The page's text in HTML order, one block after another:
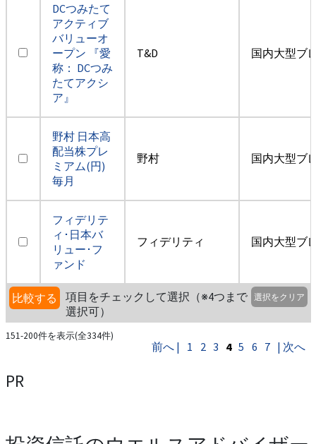
DCつみたて
アクティブ
バリューオ
ープン 『愛
称： DCつみ
たてアクシ
ア』
T&D 国内大型ブ
野村 日本高
配当株プレ
ミアム(円)
毎月
野村 国内大型ブ
フィデリテ
ィ･日本バ
リュー･フ
ァンド
フィデリティ 国内大型ブ
比較する
項目をチェックして選択（※4つまで
選択可）
選択をクリア
151-200件を表示(全334件)
前へ | 1 2 3 4 5 6 7 | 次へ
PR